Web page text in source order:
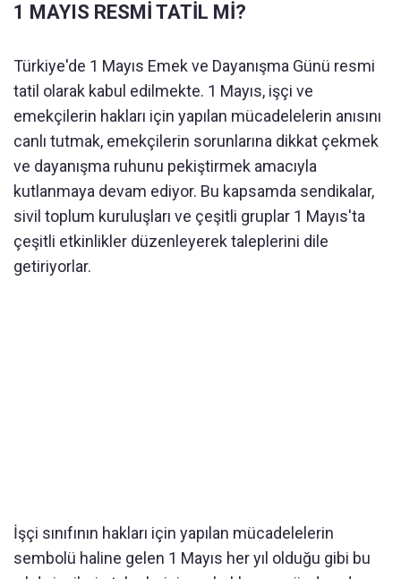
1 MAYIS RESMİ TATİL Mİ?
Türkiye'de 1 Mayıs Emek ve Dayanışma Günü resmi
tatil olarak kabul edilmekte. 1 Mayıs, işçi ve
emekçilerin hakları için yapılan mücadelelerin anısını
canlı tutmak, emekçilerin sorunlarına dikkat çekmek
ve dayanışma ruhunu pekiştirmek amacıyla
kutlanmaya devam ediyor. Bu kapsamda sendikalar,
sivil toplum kuruluşları ve çeşitli gruplar 1 Mayıs'ta
çeşitli etkinlikler düzenleyerek taleplerini dile
getiriyorlar.
İşçi sınıfının hakları için yapılan mücadelelerin
sembolü haline gelen 1 Mayıs her yıl olduğu gibi bu